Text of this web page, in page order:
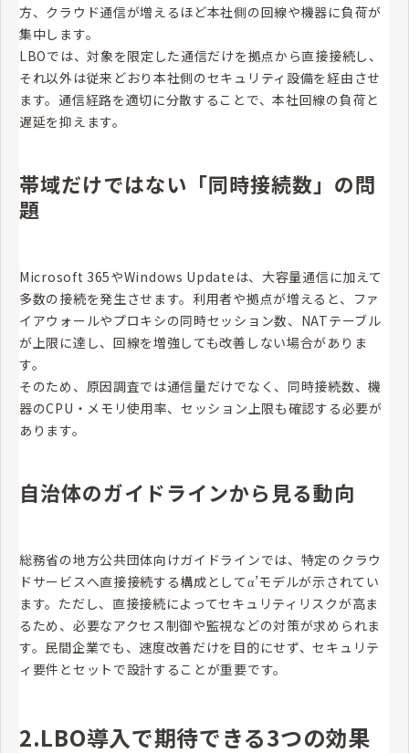
方、クラウド通信が増えるほど本社側の回線や機器に負荷が
集中します。
LBOでは、対象を限定した通信だけを拠点から直接接続し、
それ以外は従来どおり本社側のセキュリティ設備を経由させ
ます。通信経路を適切に分散することで、本社回線の負荷と
遅延を抑えます。
帯域だけではない「同時接続数」の問
題
Microsoft 365やWindows Updateは、大容量通信に加えて
多数の接続を発生させます。利用者や拠点が増えると、ファ
イアウォールやプロキシの同時セッション数、NATテーブル
が上限に達し、回線を増強しても改善しない場合がありま
す。
そのため、原因調査では通信量だけでなく、同時接続数、機
器のCPU・メモリ使用率、セッション上限も確認する必要が
あります。
自治体のガイドラインから見る動向
総務省の地方公共団体向けガイドラインでは、特定のクラウ
ドサービスへ直接接続する構成としてα’モデルが示されてい
ます。ただし、直接接続によってセキュリティリスクが高ま
るため、必要なアクセス制御や監視などの対策が求められま
す。民間企業でも、速度改善だけを目的にせず、セキュリテ
ィ要件とセットで設計することが重要です。
2.LBO導入で期待できる3つの効果